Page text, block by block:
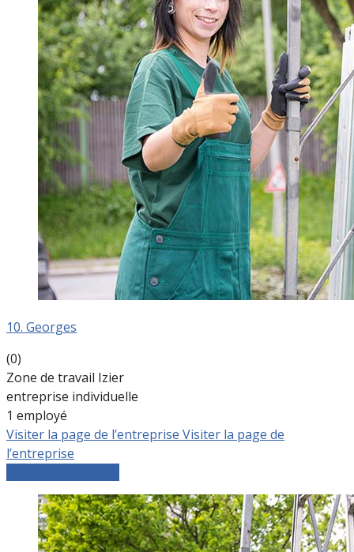
10. Georges
(0)
Zone de travail Izier
entreprise individuelle
1 employé
Visiter la page de l’entreprise Visiter la page de
l’entreprise